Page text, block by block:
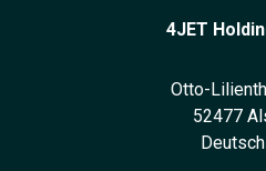
4JET
Otto-
52477